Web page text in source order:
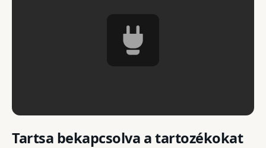
Tartsa bekapcsolva a tartozékokat